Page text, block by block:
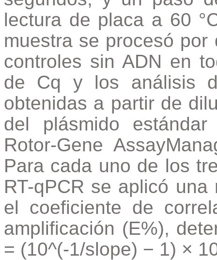
lectura de placa a 60
muestra se procesó
controles sin ADN en
de Cq y los análisis
obtenidas a partir de
del plásmido
Rotor-Gene
Para cada uno de los
RT-qPCR se aplicó
el coeficiente de
amplificación (E%),
= (10^(-1/slope) − 1) ×